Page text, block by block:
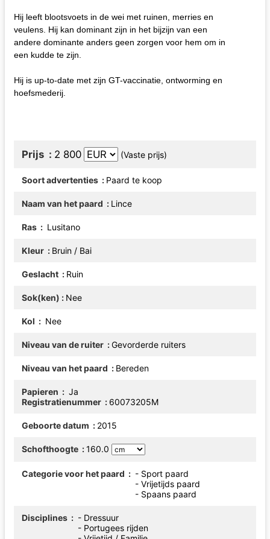
Hij leeft blootsvoets in de wei met ruinen, merries en
veulens. Hij kan dominant zijn in het bijzijn van een
andere dominante anders geen zorgen voor hem om in
een kudde te zijn.
Hij is up-to-date met zijn GT-vaccinatie, ontworming en
hoefsmederij.
Prijs 2 800 (Vaste prijs)
Soort advertenties Paard te koop
Naam van het paard Lince
Ras Lusitano
Kleur Bruin / Bai
Geslacht Ruin
Sok(ken) Nee
Kol Nee
Niveau van de ruiter Gevorderde ruiters
Niveau van het paard Bereden
Papieren
Ja
Registratienummer
60073205M
Geboorte datum 2015
Schofthoogte 160.0
Categorie voor het paard
- Sport paard
- Vrijetijds paard
- Spaans paard
Disciplines
- Dressuur
- Portugees rijden